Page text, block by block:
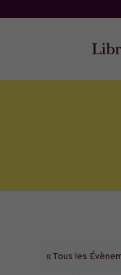
« Tous les